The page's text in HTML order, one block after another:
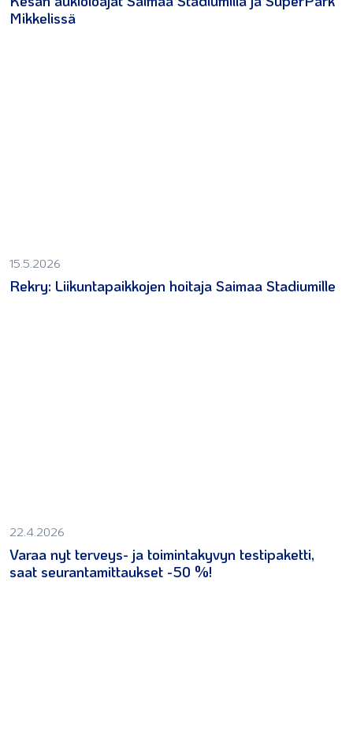
Mikkelissä
15.5.2026
Rekry: Liikuntapaikkojen hoitaja Saimaa Stadiumille
22.4.2026
Varaa nyt terveys- ja toimintakyvyn testipaketti,
saat seurantamittaukset -50 %!